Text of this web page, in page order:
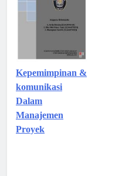
Kepemimpinan &
komunikasi
Dalam
Manajemen
Proyek